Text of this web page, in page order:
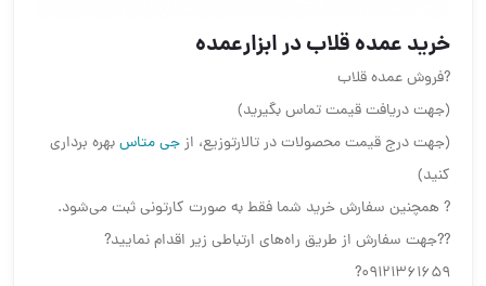
خرید عمده قلاب در ابزارعمده
?فروش عمده قلاب
(جهت دریافت قیمت تماس بگیرید)
(جهت درج قیمت محصولات در تالارتوزیع، ازجی متاسبهره برداری
کنید)
? همچنین سفارش خرید شما فقط به صورت کارتونی ثبت می‌شود.
??جهت سفارش از طریق راه‌های ارتباطی زیر اقدام نمایید?
09121361659?